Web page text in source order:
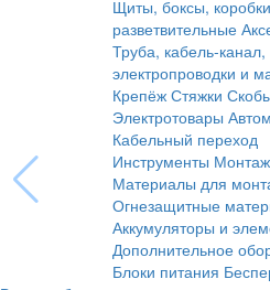
Щиты, боксы, коробки
разветвительные
Труба, кабель-
электропроводки и
Крепёж Стяжки
Электротовары
Кабельный переход
Инструменты
Материалы для
Огнезащитные
Аккумуляторы и
Дополнительное
Блоки питания